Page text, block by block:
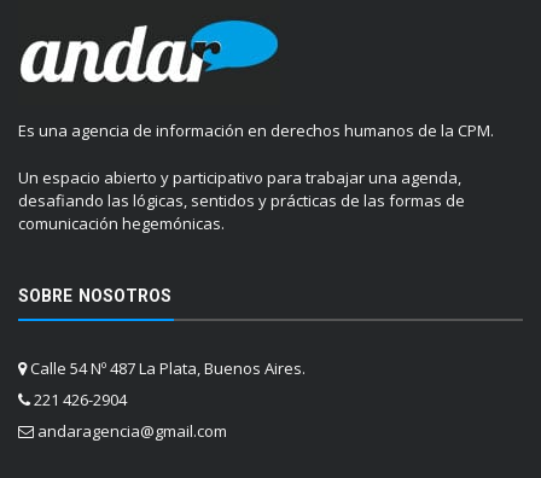
Es una agencia de información en derechos humanos de la CPM.
Un espacio abierto y participativo para trabajar una agenda,
desafiando las lógicas, sentidos y prácticas de las formas de
comunicación hegemónicas.
SOBRE NOSOTROS
Calle 54 Nº 487 La Plata, Buenos Aires.
221 426-2904
andaragencia@gmail.com